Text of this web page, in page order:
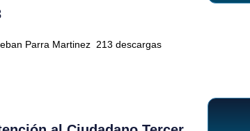
Parra Martinez 213 descargas